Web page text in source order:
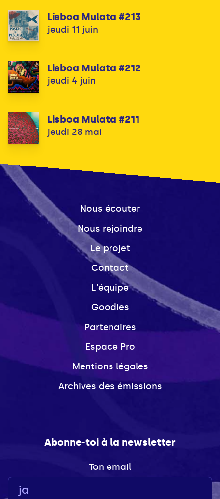
Lisboa Mulata #213
jeudi 11 juin
Lisboa Mulata #212
jeudi 4 juin
Lisboa Mulata #211
jeudi 28 mai
Nous écouter
Nous rejoindre
Le projet
Contact
L'équipe
Goodies
Partenaires
Espace Pro
Mentions légales
Archives des émissions
Abonne-toi à la newsletter
Ton email